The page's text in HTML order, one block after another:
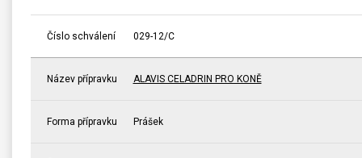
Číslo schválení 029-12/C
Název přípravku ALAVIS CELADRIN PRO KONĚ
Forma přípravku Prášek